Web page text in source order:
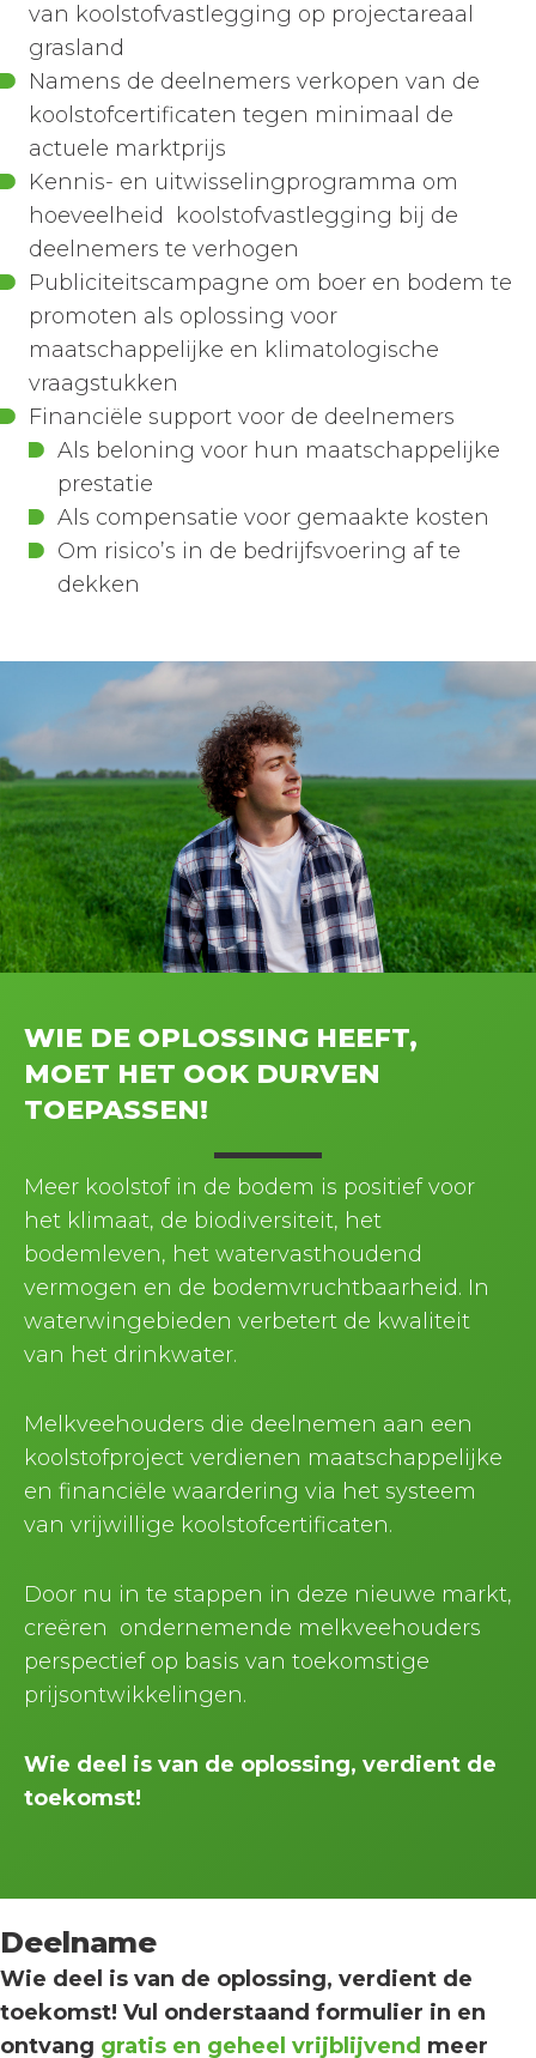
van koolstofvastlegging op projectareaal
grasland
Namens de deelnemers verkopen van de
koolstofcertificaten tegen minimaal de
actuele marktprijs
Kennis- en uitwisselingprogramma om
hoeveelheid koolstofvastlegging bij de
deelnemers te verhogen
Publiciteitscampagne om boer en bodem te
promoten als oplossing voor
maatschappelijke en klimatologische
vraagstukken
Financiële support voor de deelnemers
Als beloning voor hun maatschappelijke
prestatie
Als compensatie voor gemaakte kosten
Om risico’s in de bedrijfsvoering af te
dekken
WIE DE OPLOSSING HEEFT,
MOET HET OOK DURVEN
TOEPASSEN!
Meer koolstof in de bodem is positief voor
het klimaat, de biodiversiteit, het
bodemleven, het watervasthoudend
vermogen en de bodemvruchtbaarheid. In
waterwingebieden verbetert de kwaliteit
van het drinkwater.
Melkveehouders die deelnemen aan een
koolstofproject verdienen maatschappelijke
en financiële waardering via het systeem
van vrijwillige koolstofcertificaten.
Door nu in te stappen in deze nieuwe markt,
creëren ondernemende melkveehouders
perspectief op basis van toekomstige
prijsontwikkelingen.
Wie deel is van de oplossing, verdient de
toekomst!
Deelname
Wie deel is van de oplossing, verdient de
toekomst! Vul onderstaand formulier in en
ontvang gratis en geheel vrijblijvend meer